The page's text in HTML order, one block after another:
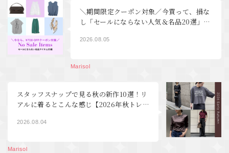
＼期間限定クーポン対象／今買って、損な
し「セールにならない人気＆名品20選」
2026.08.05
Marisol
スタッフスナップで見る秋の新作10選！リ
アルに着るとこんな感じ【2026年秋トレ
2026.08.04
Marisol